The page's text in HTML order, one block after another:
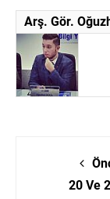
Arş. Gör.
20 Ve